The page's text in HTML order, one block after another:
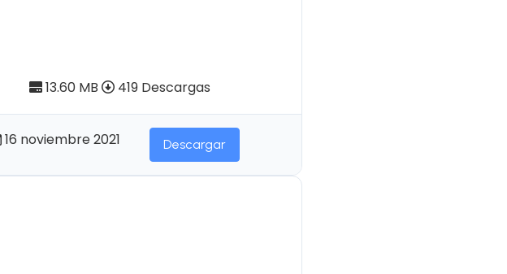
13.60 MB 419 Descargas
16 noviembre 2021 Descargar